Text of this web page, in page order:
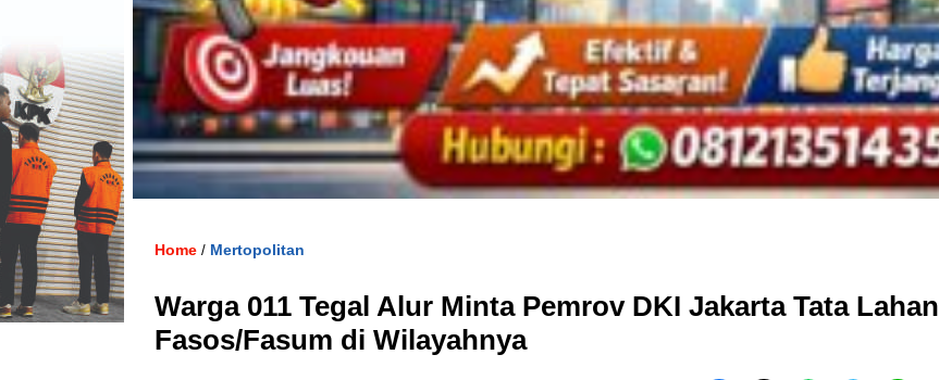
Home / Mertopolitan
Warga 011 Tegal Alur Minta Pemrov DKI Jakarta Tata Lahan
Fasos/Fasum di Wilayahnya